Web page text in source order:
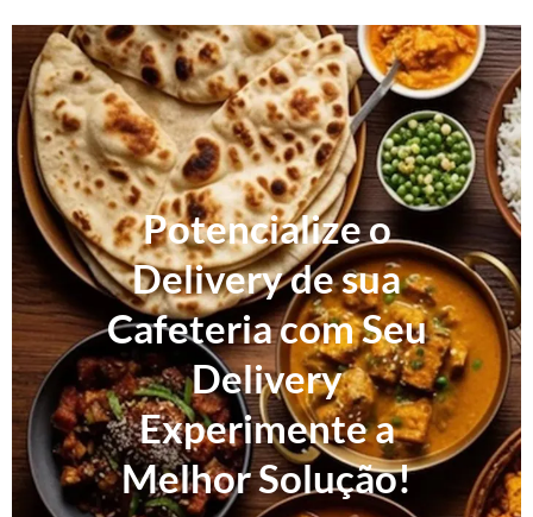
Potencialize o
Delivery de sua
Cafeteria com Seu
Delivery
Experimente a
Melhor Solução!